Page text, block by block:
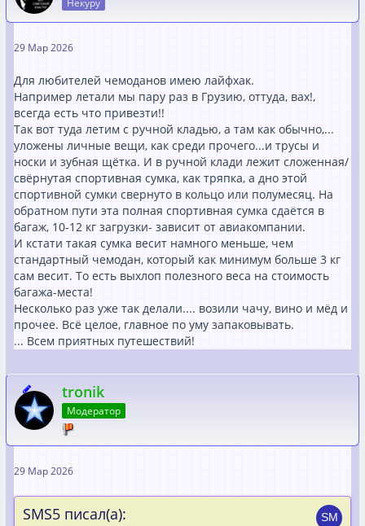
Некуру
29 Мар 2026
Для любителей чемоданов имею лайфхак.
Например летали мы пару раз в Грузию, оттуда, вах!,
всегда есть что привезти!!
Так вот туда летим с ручной кладью, а там как обычно,...
уложены личные вещи, как среди прочего...и трусы и
носки и зубная щётка. И в ручной клади лежит сложенная/
свёрнутая спортивная сумка, как тряпка, а дно этой
спортивной сумки свернуто в кольцо или полумесяц. На
обратном пути эта полная спортивная сумка сдаётся в
багаж, 10-12 кг загрузки- зависит от авиакомпании.
И кстати такая сумка весит намного меньше, чем
стандартный чемодан, который как минимум больше 3 кг
сам весит. То есть выхлоп полезного веса на стоимость
багажа-места!
Несколько раз уже так делали.... возили чачу, вино и мёд и
прочее. Всё целое, главное по уму запаковывать.
... Всем приятных путешествий!
tronik
Модератор
29 Мар 2026
SMS5 писал(а):